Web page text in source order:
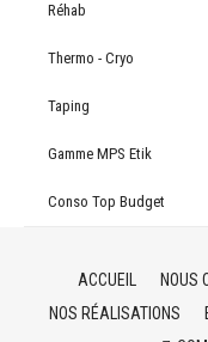
Réhab
Thermo - Cryo
Taping
Gamme MPS Etik
Conso Top Budget
ACCUEIL NOUS
NOS RÉALISATIONS